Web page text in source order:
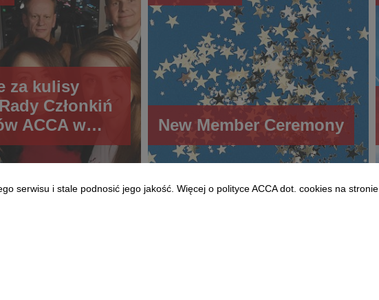
za kulisy
Członkiń
ACCA w
New Member Ceremony
serwisu i stale podnosić jego jakość. Więcej o polityce ACCA dot. cookies na stronie